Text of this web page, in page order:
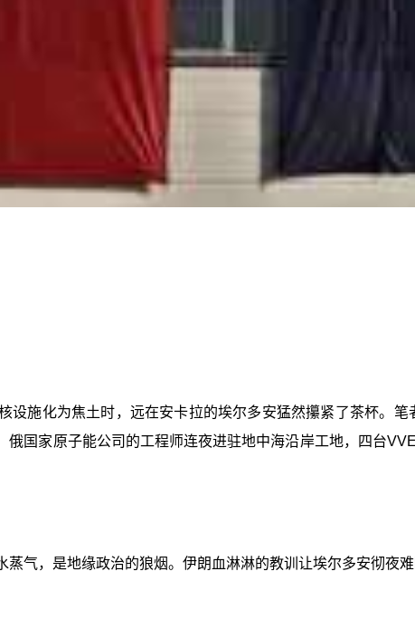
设施化为焦土时，远在安卡拉的埃尔多安猛然攥紧了茶杯。
俄国家原子能公司的工程师连夜进驻地中海沿岸工地，四台
气，是地缘政治的狼烟。伊朗血淋淋的教训让埃尔多安彻夜